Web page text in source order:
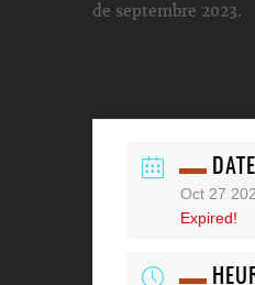
de septembre 2023.
DATE
Oct 27
Expired!